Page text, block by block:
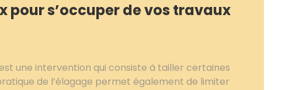
pour s’occuper de vos travaux
une intervention qui consiste à tailler certaines
de l’élagage permet également de limiter